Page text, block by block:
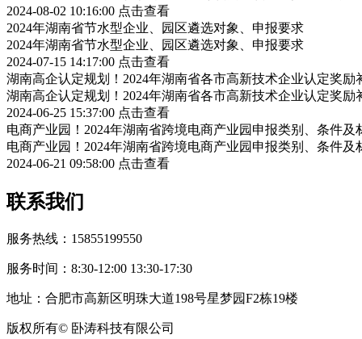
2024-08-02 10:16:00 点击查看
2024年湖南省节水型企业、园区遴选对象、申报要求
2024年湖南省节水型企业、园区遴选对象、申报要求
2024-07-15 14:17:00 点击查看
湖南高企认定规划！2024年湖南省各市高新技术企业认定奖
湖南高企认定规划！2024年湖南省各市高新技术企业认定奖
2024-06-25 15:37:00 点击查看
电商产业园！2024年湖南省跨境电商产业园申报类别、条件及
电商产业园！2024年湖南省跨境电商产业园申报类别、条件及
2024-06-21 09:58:00 点击查看
联系我们
服务热线：15855199550
服务时间：8:30-12:00 13:30-17:30
地址：合肥市高新区明珠大道198号星梦园F2栋19楼
版权所有© 卧涛科技有限公司